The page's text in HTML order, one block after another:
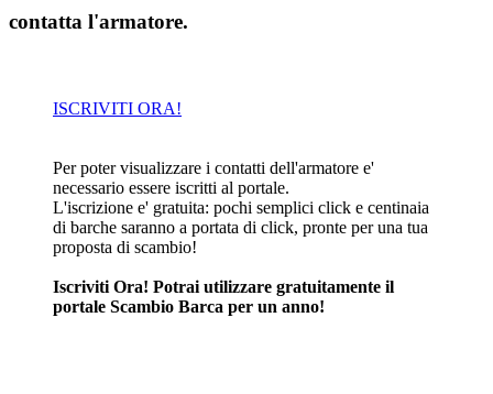
contatta l'armatore.
ISCRIVITI ORA!
Per poter visualizzare i contatti dell'armatore e'
necessario essere iscritti al portale.
L'iscrizione e' gratuita: pochi semplici click e centinaia
di barche saranno a portata di click, pronte per una tua
proposta di scambio!
Iscriviti Ora! Potrai utilizzare gratuitamente il
portale Scambio Barca per un anno!